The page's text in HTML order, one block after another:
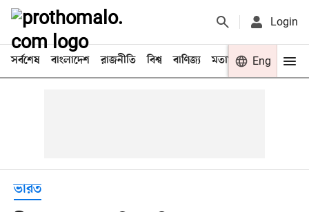
Login
সর্বশেষ বাংলাদেশ রাজনীতি বিশ্ব বাণিজ্য মতামত খেলা
Eng
ভারত